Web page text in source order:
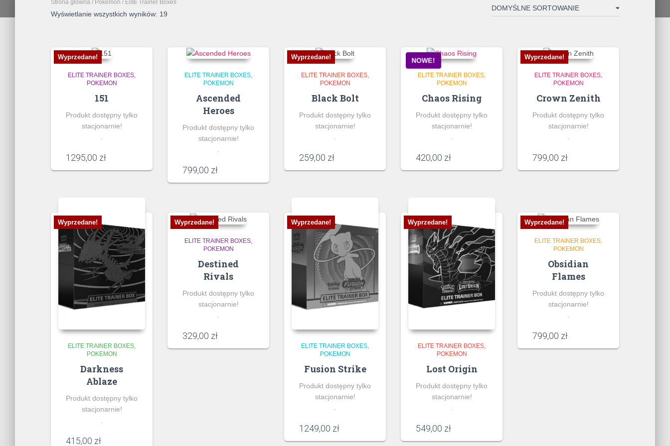
Strona główna / Pokemon / Elite Trainer Boxes
Wyświetlanie wszystkich wyników: 19
Wyprzedane!
ELITE TRAINER BOXES
POKEMON
151
Produkt dostępny tylko
stacjonarnie!
.
1295,00 zł
ELITE TRAINER BOXES
POKEMON
Ascended
Heroes
Produkt dostępny tylko
stacjonarnie!
.
799,00 zł
Wyprzedane!
ELITE TRAINER BOXES
POKEMON
Black Bolt
Produkt dostępny tylko
stacjonarnie!
.
259,00 zł
NOWE!
ELITE TRAINER BOXES
POKEMON
Chaos Rising
Produkt dostępny tylko
stacjonarnie!
.
420,00 zł
Wyprzedane!
ELITE TRAINER BOXES
POKEMON
Crown Zenith
Produkt dostępny tylko
stacjonarnie!
.
799,00 zł
Wyprzedane!
ELITE TRAINER BOXES
POKEMON
Darkness
Ablaze
Produkt dostępny tylko
stacjonarnie!
415,00 zł
Wyprzedane!
ELITE TRAINER BOXES
POKEMON
Destined
Rivals
Produkt dostępny tylko
stacjonarnie!
329,00 zł
Wyprzedane!
ELITE TRAINER BOXES
POKEMON
Fusion Strike
Produkt dostępny tylko
stacjonarnie!
1249,00 zł
Wyprzedane!
ELITE TRAINER BOXES
POKEMON
Lost Origin
Produkt dostępny tylko
stacjonarnie!
549,00 zł
Wyprzedane!
ELITE TRAINER BOXES
POKEMON
Obsidian
Flames
Produkt dostępny tylko
stacjonarnie!
799,00 zł